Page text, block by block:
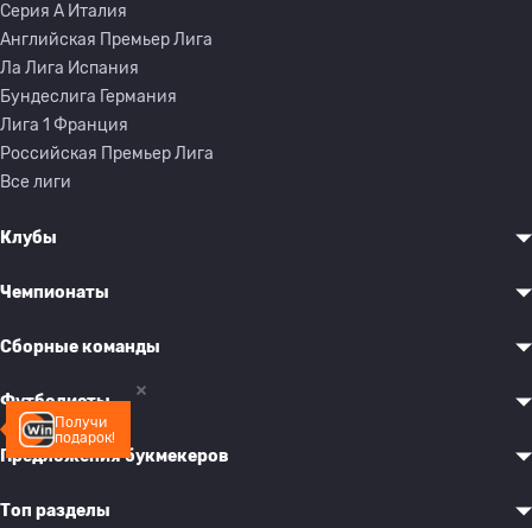
Получи
подарок!
Серия A Италия
Английская Премьер Лига
Ла Лига Испания
Бундеслига Германия
Лига 1 Франция
Российская Премьер Лига
Все лиги
Клубы
Чемпионаты
Сборные команды
Футболисты
Предложения букмекеров
Топ разделы